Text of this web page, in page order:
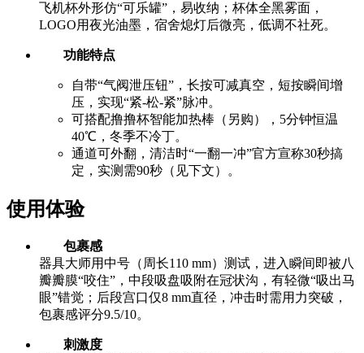
飞机杯外形仿“可乐罐”，易收纳；杯体全黑雾面，
LOGO用夜光油墨，宿舍熄灯后微亮，低调不社死。
功能特点
自带“气阀泄压钮”，长按可减真空，短按瞬间增
压，实现“紧-松-紧”脉冲。
可搭配撸撸杯智能加热棒（另购），5分钟恒温
40℃，冬季不冷丁。
通道可外翻，清洁时“一翻一冲”官方宣称30秒搞
定，实测需90秒（见下文）。
使用体验
包裹感
器具大师用中号（周长110 mm）测试，进入瞬间即被八
瓣瓣膜“咬住”，中段吸盘吸附在冠状沟，有轻微“吸出马
眼”错觉；后段宫口仅8 mm直径，冲击时需用力突破，
包裹感评分9.5/10。
刺激度